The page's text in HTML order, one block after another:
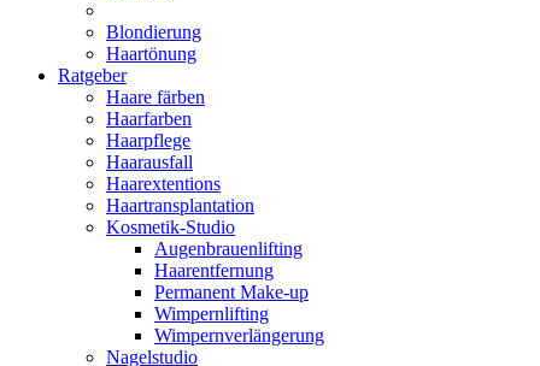
Blondierung
Haartönung
Ratgeber
Haare färben
Haarfarben
Haarpflege
Haarausfall
Haarextentions
Haartransplantation
Kosmetik-Studio
Augenbrauenlifting
Haarentfernung
Permanent Make-up
Wimpernlifting
Wimpernverlängerung
Nagelstudio